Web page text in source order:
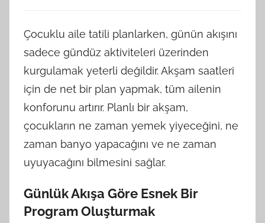
Çocuklu aile tatili planlarken, günün akışını
sadece gündüz aktiviteleri üzerinden
kurgulamak yeterli değildir. Akşam saatleri
için de net bir plan yapmak, tüm ailenin
konforunu artırır. Planlı bir akşam,
çocukların ne zaman yemek yiyeceğini, ne
zaman banyo yapacağını ve ne zaman
uyuyacağını bilmesini sağlar.
Günlük Akışa Göre Esnek Bir
Program Oluşturmak